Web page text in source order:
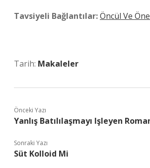
Tavsiyeli Bağlantılar:Öncül Ve
Tarih: Makaleler
Önceki Yazı
Yanlış Batılılaşmayı Işleyen
Sonraki Yazı
Süt Kolloid Mi